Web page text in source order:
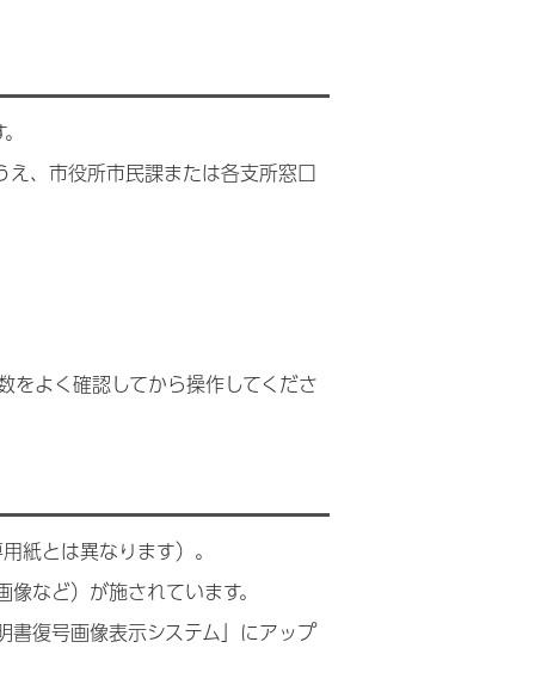
、市役所市民課または各支所窓口
をよく確認してから操作してくださ
紙とは異なります）。
など）が施されています。
書復号画像表示システム」にアップ